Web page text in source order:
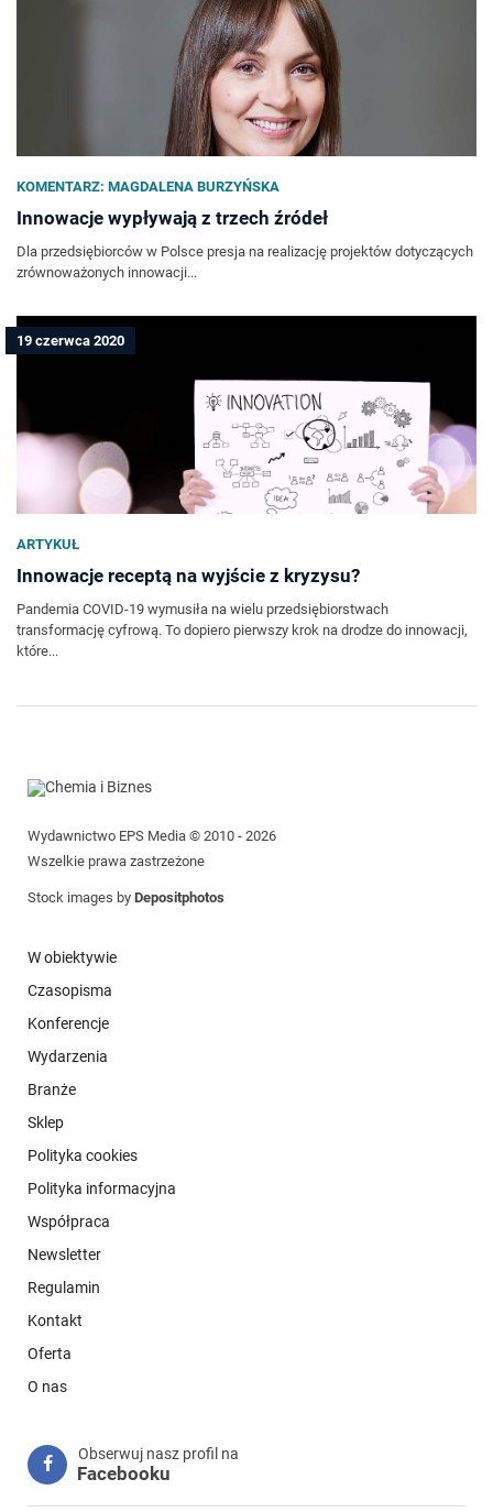
KOMENTARZ: MAGDALENA BURZYŃSKA
Innowacje wypływają z trzech źródeł
Dla przedsiębiorców w Polsce presja na realizację projektów dotyczących
zrównoważonych innowacji...
19 czerwca 2020
ARTYKUŁ
Innowacje receptą na wyjście z kryzysu?
Pandemia COVID-19 wymusiła na wielu przedsiębiorstwach
transformację cyfrową. To dopiero pierwszy krok na drodze do innowacji,
które...
Wydawnictwo EPS Media © 2010 - 2026
Wszelkie prawa zastrzeżone
Stock images by Depositphotos
W obiektywie
Czasopisma
Konferencje
Wydarzenia
Branże
Sklep
Polityka cookies
Polityka informacyjna
Współpraca
Newsletter
Regulamin
Kontakt
Oferta
O nas
Obserwuj nasz profil na
Facebooku